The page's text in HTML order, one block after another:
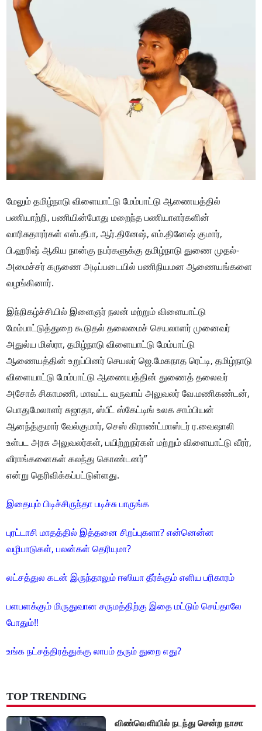
மேலும் தமிழ்நாடு விளையாட்டு மேம்பாட்டு ஆணையத்தில்
பணியாற்றி, பணியின்போது மறைந்த பணியாளர்களின்
வாரிசுதாரர்கள் எஸ்.தீபா, ஆர்.தினேஷ், எம்.தினேஷ் குமார்,
பி.ஹரிஷ் ஆகிய நான்கு நபர்களுக்கு தமிழ்நாடு துணை முதல்-
அமைச்சர் கருணை அடிப்படையில் பணிநியமன ஆணையங்களை
வழங்கினார்.
இந்நிகழ்ச்சியில் இளைஞர் நலன் மற்றும் விளையாட்டு
மேம்பாட்டுத்துறை கூடுதல் தலைமைச் செயலாளர் முனைவர்
அதுல்ய மிஸ்ரா, தமிழ்நாடு விளையாட்டு மேம்பாட்டு
ஆணையத்தின் உறுப்பினர் செயலர் ஜெ.மேகநாத ரெட்டி, தமிழ்நாடு
விளையாட்டு மேம்பாட்டு ஆணையத்தின் துணைத் தலைவர்
அசோக் சிகாமணி, மாவட்ட வருவாய் அலுவலர் வே.மணிகண்டன்,
பொதுமேலாளர் சுஜாதா, ஸ்பீட் ஸ்கேட்டிங் உலக சாம்பியன்
ஆனந்த்குமார் வேல்குமார், செஸ் கிராண்ட்மாஸ்டர் ர.வைஷாலி
உள்பட அரசு அலுவலர்கள், பயிற்றுநர்கள் மற்றும் விளையாட்டு வீரர்,
வீராங்கனைகள் கலந்து கொண்டனர்”
என்று தெரிவிக்கப்பட்டுள்ளது.
இதையும் பிடிச்சிருந்தா படிச்சு பாருங்க
புரட்டாசி மாதத்தில் இத்தனை சிறப்புகளா? என்னென்ன
வழிபாடுகள், பலன்கள் தெரியுமா?
லட்சத்துல கடன் இருந்தாலும் ஈஸியா தீர்க்கும் எளிய பரிகாரம்
பளபளக்கும் மிருதுவான சருமத்திற்கு இதை மட்டும் செய்தாலே
போதும்!!
உங்க நட்சத்திரத்துக்கு லாபம் தரும் துறை எது?
TOP TRENDING
விண்வெளியில் நடந்து சென்ற நாசா